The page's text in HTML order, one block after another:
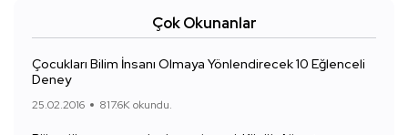
Çok Okunanlar
Çocukları Bilim İnsanı Olmaya Yönlendirecek 10 Eğlenceli
Deney
25.02.2016 817.6K okundu.